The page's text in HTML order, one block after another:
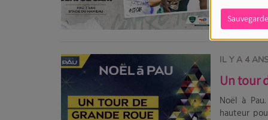
soutenir nos joueurs
adulte achetée = Place enfant offerte
partout
IL Y A 4
Un tour
Noël à
hauteur